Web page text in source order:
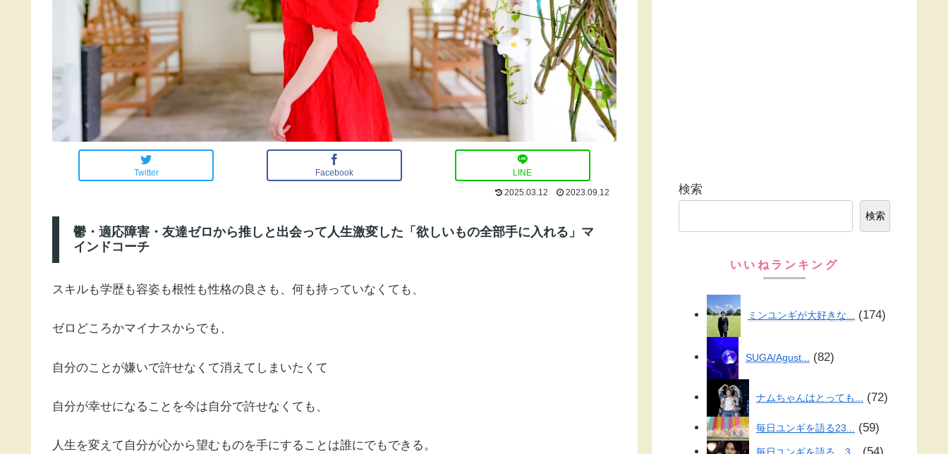
Twitter Facebook
LINE
2025.03.12
2023.09.12
鬱・適応障害・友達ゼロから推しと出会って人生激変した「欲しいもの全部手に入れる」マ
インドコーチ
スキルも学歴も容姿も根性も性格の良さも、何も持っていなくても、
ゼロどころかマイナスからでも、
自分のことが嫌いで許せなくて消えてしまいたくて
自分が幸せになることを今は自分で許せなくても、
人生を変えて自分が心から望むものを手にすることは誰にでもできる。
検索
検索
いいねランキング
ミンユンギが大好きな... 174
SUGA/Agust... 82
ナムちゃんはとっても... 72
毎日ユンギを語る23... 59